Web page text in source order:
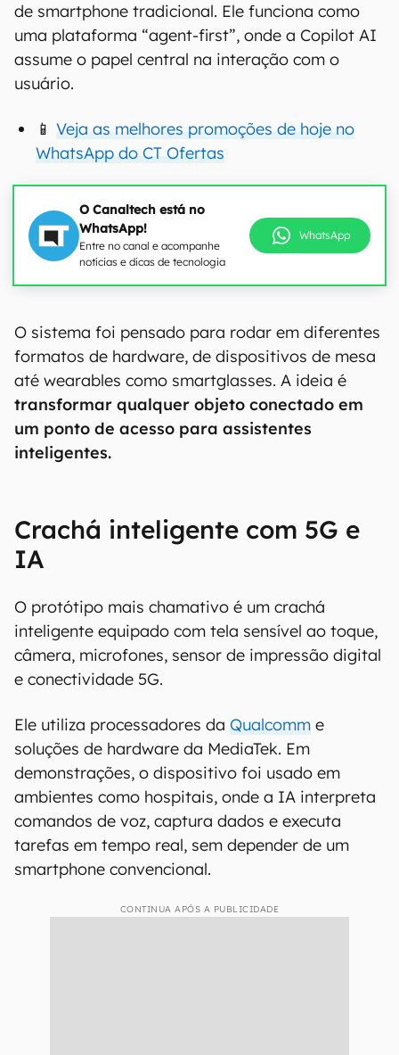
de smartphone tradicional. Ele funciona como
uma plataforma “agent-first”, onde a Copilot AI
assume o papel central na interação com o
usuário.
📱 Veja as melhores promoções de hoje no
WhatsApp do CT Ofertas
O Canaltech está no
WhatsApp!
Entre no canal e acompanhe
notícias e dicas de tecnologia
WhatsApp
O sistema foi pensado para rodar em diferentes
formatos de hardware, de dispositivos de mesa
transformar qualquer objeto conectado em
um ponto de acesso para assistentes
inteligentes.
Crachá inteligente com 5G e
IA
O protótipo mais chamativo é um crachá
inteligente equipado com tela sensível ao toque,
câmera, microfones, sensor de impressão digital